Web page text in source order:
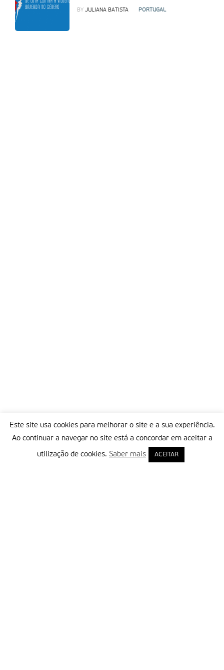
BYJULIANA BATISTA PORTUGAL
Este site usa cookies para melhorar o site e a sua experiência.
Ao continuar a navegar no site está a concordar em aceitar a
utilização de cookies. Saber mais ACEITAR